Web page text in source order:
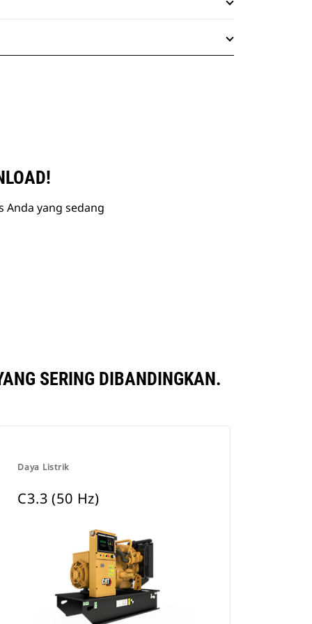
yang sedang
SERING DIBANDINGKAN.
Daya Listrik
C3.3 (50 Hz)